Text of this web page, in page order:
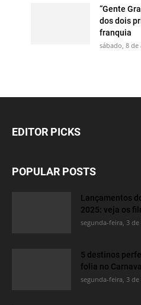
“Gente
dos dois
franquia
sábado, 8 de
EDITOR PICKS
POPULAR POSTS
Lançamentos
2025: veja os
segunda-feira, 3
5 destinos
folia no
segunda-feira, 3